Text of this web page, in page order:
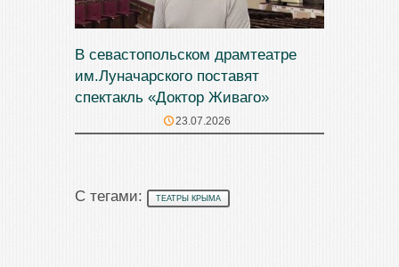
В севастопольском драмтеатре
им.Луначарского поставят
спектакль «Доктор Живаго»
23.07.2026
С тегами: ТЕАТРЫ КРЫМА